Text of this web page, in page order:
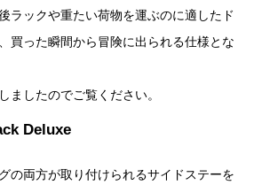
ラックや重たい荷物を運ぶのに適したド
買った瞬間から冒険に出られる仕様とな
ましたのでご覧ください。
Deluxe
の両方が取り付けられるサイドステーを